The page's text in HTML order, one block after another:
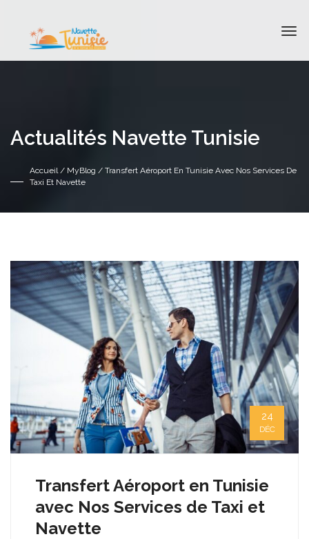
Actualités Navette Tunisie
Accueil/ MyBlog / Transfert Aéroport En Tunisie Avec Nos Services De
Taxi Et Navette
Transfert Aéroport en Tunisie
avec Nos Services de Taxi et
Navette
24
DÉC